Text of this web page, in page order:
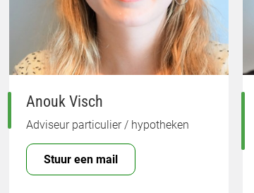
Anouk Visch
Adviseur particulier / hypotheken
Stuur een mail